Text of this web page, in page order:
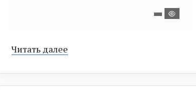
Читать далее